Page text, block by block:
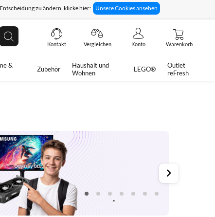
zu ändern, klicke hier: Unsere Cookies ansehen
Rückgaberecht Technische Unterstützung
Suche
Kontakt Vergleichen Konto Warenkorb
&
Zubehör
Haushalt und
Wohnen
LEGO®
Outlet
reFresh